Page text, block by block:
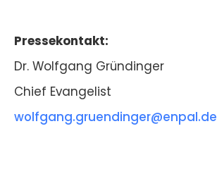
Pressekontakt:
Dr. Wolfgang Gründinger
Chief Evangelist
wolfgang.gruendinger@enpal.de